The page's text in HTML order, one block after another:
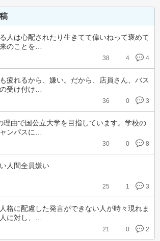
人は心配されたり生きてて偉いねって褒めて
のことを…
38 4 4
疲れるから、嫌い。だから、店員さん、バス
受け付け…
36 0 3
理由で国公立大学を目指しています。学校の
ンパスに…
30 0 8
人間全員嫌い
25 1 3
格に配慮した発言ができない人が時々現れま
に対し、…
21 0 2